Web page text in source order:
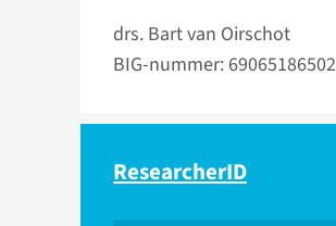
drs. Bart van Oirschot
BIG-nummer: 69065186502
ResearcherID